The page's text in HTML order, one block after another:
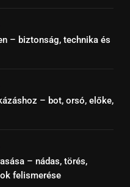
– biztonság, technika és
– bot, orsó, előke,
– nádas, törés,
felismerése